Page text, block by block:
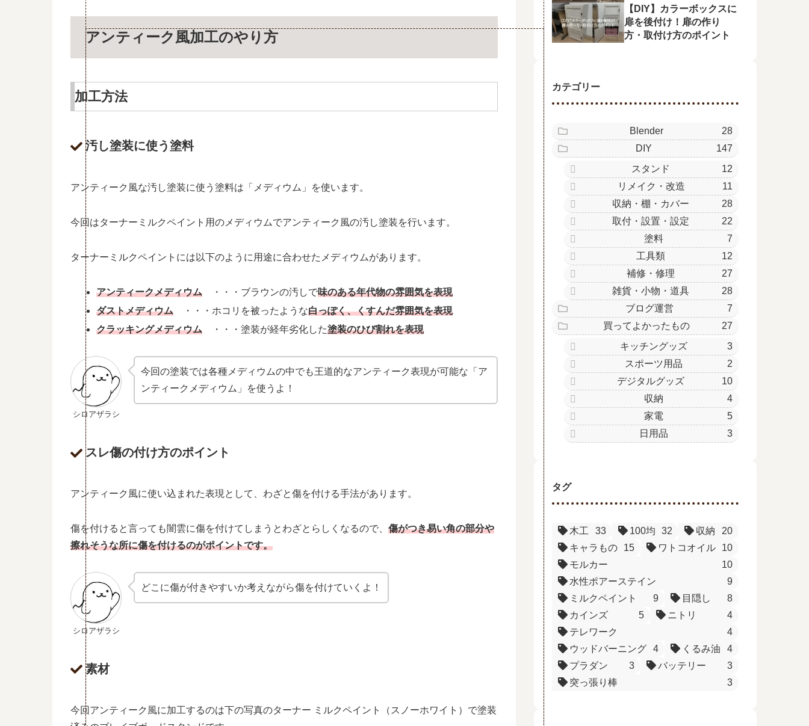
アンティーク風加工のやり方
加工方法
汚し塗装に使う塗料
アンティーク風な汚し塗装に使う塗料は「メディウム」を使います。
今回はターナーミルクペイント用のメディウムでアンティーク風の汚し塗装を行います。
ターナーミルクペイントには以下のように用途に合わせたメディウムがあります。
アンティークメディウム ・・・ブラウンの汚しで味のある年代物の雰囲気を表現
ダストメディウム ・・・ホコリを被ったような白っぽく、くすんだ雰囲気を表現
クラッキングメディウム ・・・塗装が経年劣化した塗装のひび割れを表現
シロアザラシ
今回の塗装では各種メディウムの中でも王道的なアンティーク表現が可能な「ア
ンティークメディウム」を使うよ！
スレ傷の付け方のポイント
アンティーク風に使い込まれた表現として、わざと傷を付ける手法があります。
傷を付けると言っても闇雲に傷を付けてしまうとわざとらしくなるので、 傷がつき易い角の部分や
擦れそうな所に傷を付けるのがポイントです。
シロアザラシ
どこに傷が付きやすいか考えながら傷を付けていくよ！
素材
今回アンティーク風に加工するのは下の写真のターナー ミルクペイント（スノーホワイト）で塗装
【DIY】カラーボックスに
扉を後付け！扉の作り
方・取付け方のポイント
カテゴリー
Blender
28
DIY
147
スタンド
12
リメイク・改造
11
収納・棚・カバー
28
取付・設置・設定
22
塗料
7
工具類
12
補修・修理
27
雑貨・小物・道具
28
ブログ運営
7
買ってよかったもの
27
キッチングッズ
3
スポーツ用品
2
デジタルグッズ
10
収納
4
家電
5
日用品
3
タグ
木工 33 100均 32 収納
20
キャラもの
15 ワトコオイル
10
モルカー
10
水性ポアーステイン
9
ミルクペイント
9 目隠し
8
カインズ
5 ニトリ
4
テレワーク
4
ウッドバーニング
4 くるみ油
4
プラダン
3 バッテリー
3
突っ張り棒
3